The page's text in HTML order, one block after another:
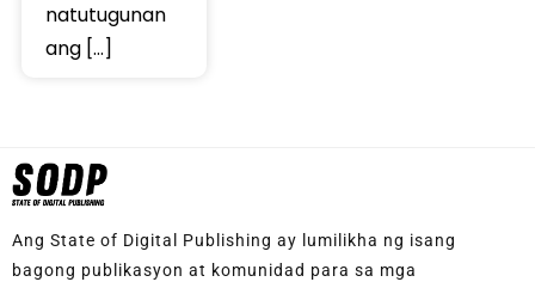
natutugunan
ang […]
Ang State of Digital Publishing ay lumilikha ng isang
bagong publikasyon at komunidad para sa mga